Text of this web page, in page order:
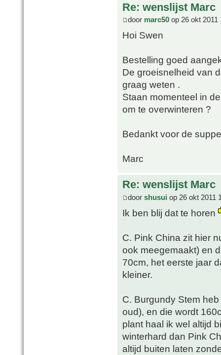
Re: wenslijst Marc
door marc50 op 26 okt 2011
Hoi Swen
Bestelling goed
De groeisnelheid van
graag weten .
Staan momenteel in
om te overwinteren ?
Bedankt voor de
Marc
Re: wenslijst Marc
door shusui op 26 okt 2011
Ik ben blij dat te horen
C. Pink China zit hier
ook meegemaakt) en
70cm, het eerste jaar
kleiner.
C. Burgundy Stem
oud), en die wordt
plant haal ik wel altijd
winterhard dan Pink
altijd buiten laten